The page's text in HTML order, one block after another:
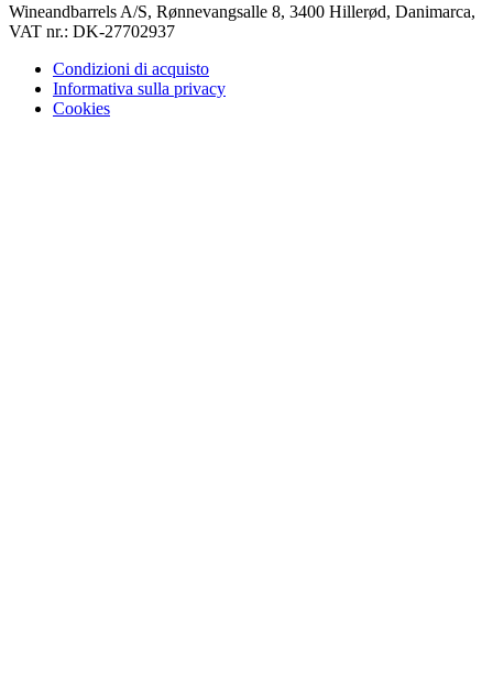
Wineandbarrels A/S, Rønnevangsalle 8, 3400 Hillerød, Danimarca,
VAT nr.: DK-27702937
Condizioni di acquisto
Informativa sulla privacy
Cookies